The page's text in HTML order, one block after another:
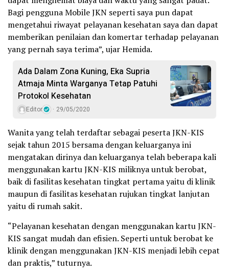
Bagi pengguna Mobile JKN seperti saya pun dapat
mengetahui riwayat pelayanan kesehatan saya dan dapat
memberikan penilaian dan komertar terhadap pelayanan
yang pernah saya terima”, ujar Hemida.
Ada Dalam Zona Kuning, Eka Supria
Atmaja Minta Warganya Tetap Patuhi
Protokol Kesehatan
Editor 29/05/2020
Wanita yang telah terdaftar sebagai peserta JKN-KIS
sejak tahun 2015 bersama dengan keluarganya ini
mengatakan dirinya dan keluarganya telah beberapa kali
menggunakan kartu JKN-KIS miliknya untuk berobat,
baik di fasilitas kesehatan tingkat pertama yaitu di klinik
maupun di fasilitas kesehatan rujukan tingkat lanjutan
yaitu di rumah sakit.
“Pelayanan kesehatan dengan menggunakan kartu JKN-
KIS sangat mudah dan efisien. Seperti untuk berobat ke
klinik dengan menggunakan JKN-KIS menjadi lebih cepat
dan praktis,” tuturnya.